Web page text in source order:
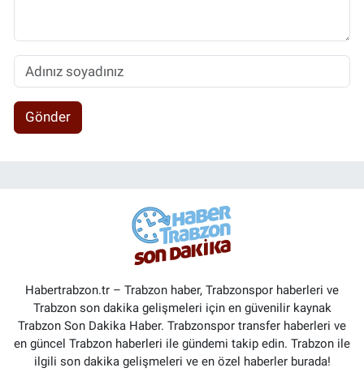
Gönder
Habertrabzon.tr – Trabzon haber, Trabzonspor haberleri ve
Trabzon son dakika gelişmeleri için en güvenilir kaynak
Trabzon Son Dakika Haber. Trabzonspor transfer haberleri ve
en güncel Trabzon haberleri ile gündemi takip edin. Trabzon ile
ilgili son dakika gelişmeleri ve en özel haberler burada!